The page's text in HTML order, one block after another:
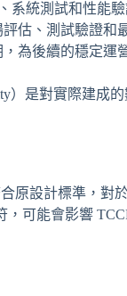
系統測試和性能
估、測試驗證
為後續的穩定運
）是對實際建
原設計標準，對
可能會影響